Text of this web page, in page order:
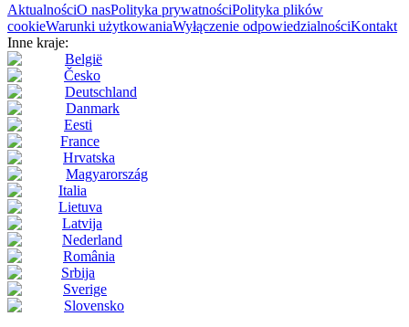
AktualnościO nasPolityka prywatnościPolityka plików
cookieWarunki użytkowaniaWyłączenie odpowiedzialnościKontakt
Inne kraje:
België
Česko
Deutschland
Danmark
Eesti
France
Hrvatska
Magyarország
Italia
Lietuva
Latvija
Nederland
România
Srbija
Sverige
Slovensko